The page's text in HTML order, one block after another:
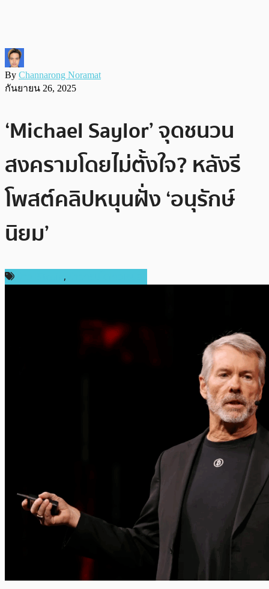
By Channarong Noramat
กันยายน 26, 2025
‘Michael Saylor’ จุดชนวน
สงครามโดยไม่ตั้งใจ? หลังรี
โพสต์คลิปหนุนฝั่ง ‘อนุรักษ์
นิยม’
,